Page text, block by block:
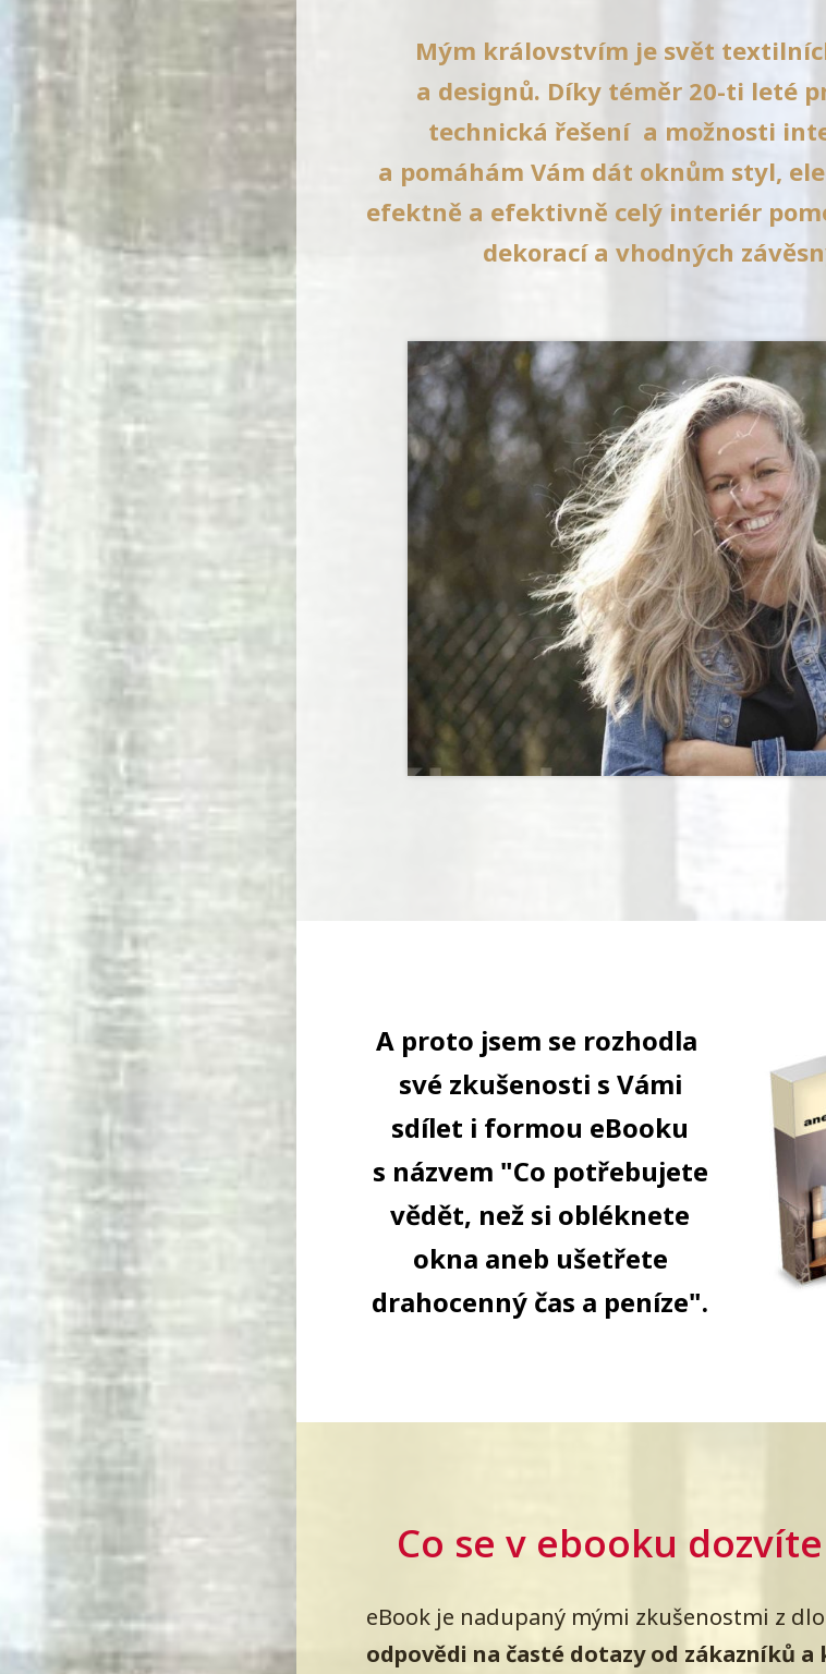
Mým královstvím je svět
a designů. Díky téměr 20-ti leté
technická řešení a možnosti
a pomáhám Vám dát oknům styl,
efektně a efektivně celý interiér
dekorací a vhodných
A proto jsem se rozhodla
své zkušenosti s Vámi
sdílet i formou eBooku
s názvem "Co potřebujete
vědět, než si obléknete
okna aneb ušetřete
drahocenný čas a peníze".
Co se v ebooku
eBook je nadupaný mými zkušenostmi z
odpovědi na časté dotazy od zákazníků